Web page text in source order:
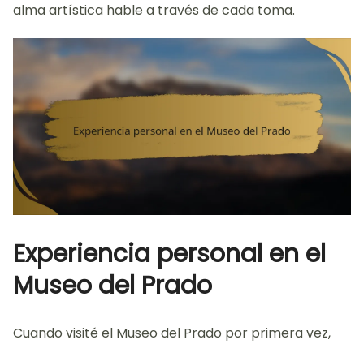
alma artística hable a través de cada toma.
Experiencia personal en el
Museo del Prado
Cuando visité el Museo del Prado por primera vez,